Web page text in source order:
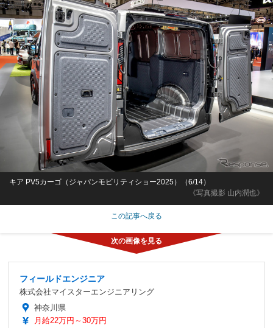
《写真撮影 山内潤也》
キア PV5カーゴ（ジャパンモビリティショー2025）（6/14）
この記事へ戻る
フィールドエンジニア
株式会社マイスターエンジニアリング
神奈川県
月給22万円～30万円